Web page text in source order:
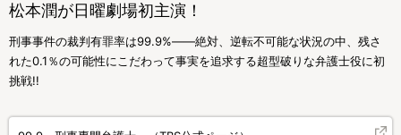
松本潤が日曜劇場初主演！
刑事事件の裁判有罪率は99.9%――絶対、逆転不可能な状況の中、残さ
れた0.1％の可能性にこだわって事実を追求する超型破りな弁護士役に初
挑戦!!